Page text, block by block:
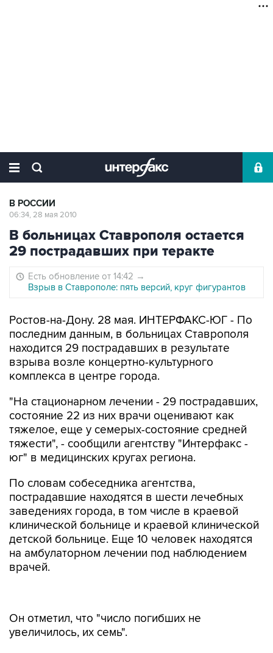
В РОССИИ
06:34, 28 мая 2010
В больницах Ставрополя остается
29 пострадавших при теракте
Есть обновление от 14:42 →
Взрыв в Ставрополе: пять версий, круг фигурантов
Ростов-на-Дону. 28 мая. ИНТЕРФАКС-ЮГ - По
последним данным, в больницах Ставрополя
находится 29 пострадавших в результате
взрыва возле концертно-культурного
комплекса в центре города.
"На стационарном лечении - 29 пострадавших,
состояние 22 из них врачи оценивают как
тяжелое, еще у семерых-состояние средней
тяжести", - сообщили агентству "Интерфакс -
юг" в медицинских кругах региона.
По словам собеседника агентства,
пострадавшие находятся в шести лечебных
заведениях города, в том числе в краевой
клинической больнице и краевой клинической
детской больнице. Еще 10 человек находятся
на амбулаторном лечении под наблюдением
врачей.
В свою очередь в правоохранительных